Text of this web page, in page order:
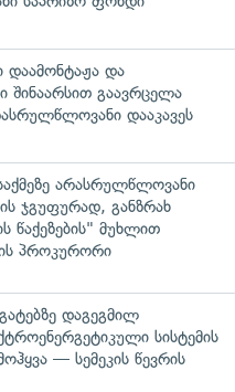
დაამონტაჟა და
გაავრცელა
დააკავეს
არასრულწლოვანი
ჯგუფურად, განზრახ
წაქეზების" მუხლით
პროკურორი
დაგეგმილ
სისტემის
— სემეკის წევრის